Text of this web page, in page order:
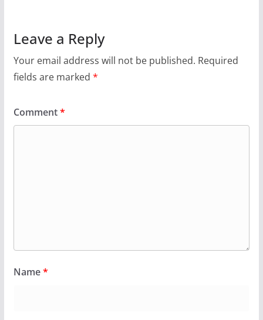
Leave a Reply
Your email address will not be published. Required
fields are marked *
Comment*
Name*